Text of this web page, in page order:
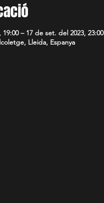
– 17 de set. del 2023, 23:00
Lleida, Espanya